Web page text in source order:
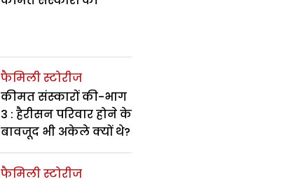
फैमिली स्टोरीज
कीमत संस्कारों की-भाग
3 : हैरीसन परिवार होने के
बावजूद भी अकेले क्यों थे?
फैमिली स्टोरीज